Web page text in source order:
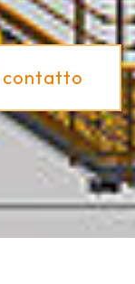
contatto